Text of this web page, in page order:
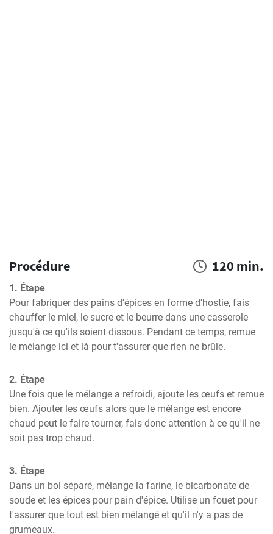
Procédure 120 min.
1. Étape
Pour fabriquer des pains d'épices en forme d'hostie, fais
chauffer le miel, le sucre et le beurre dans une casserole
jusqu'à ce qu'ils soient dissous. Pendant ce temps, remue
le mélange ici et là pour t'assurer que rien ne brûle.
2. Étape
Une fois que le mélange a refroidi, ajoute les œufs et remue
bien. Ajouter les œufs alors que le mélange est encore
chaud peut le faire tourner, fais donc attention à ce qu'il ne
soit pas trop chaud.
3. Étape
Dans un bol séparé, mélange la farine, le bicarbonate de
soude et les épices pour pain d'épice. Utilise un fouet pour
t'assurer que tout est bien mélangé et qu'il n'y a pas de
grumeaux.